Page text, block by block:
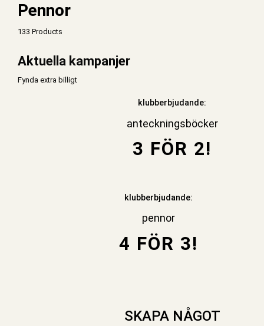
Pennor
133 Products
Aktuella kampanjer
Fynda extra billigt
klubberbjudande:
anteckningsböcker
3 FÖR 2!
klubberbjudande:
pennor
4 FÖR 3!
SKAPA NÅGOT